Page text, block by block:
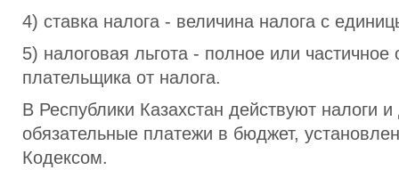
4) ставка налога - величина налога с
5) налоговая льгота - полное или частичное
плательщика от налога.
В Республики Казахстан действуют налоги и
обязательные платежи в бюджет,
Кодексом.